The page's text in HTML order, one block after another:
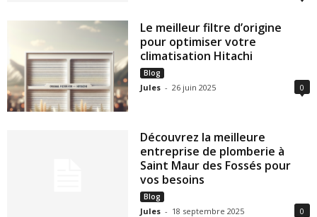
Le meilleur filtre d’origine
pour optimiser votre
climatisation Hitachi
Blog
Jules - 26 juin 2025 0
Découvrez la meilleure
entreprise de plomberie à
Saint Maur des Fossés pour
vos besoins
Blog
Jules - 18 septembre 2025 0